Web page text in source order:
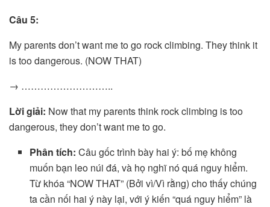
Câu 5:
My parents don’t want me to go rock climbing. They think it
is too dangerous. (NOW THAT)
→ ………………………..
Lời giải: Now that my parents think rock climbing is too
dangerous, they don’t want me to go.
Phân tích: Câu gốc trình bày hai ý: bố mẹ không
muốn bạn leo núi đá, và họ nghĩ nó quá nguy hiểm.
Từ khóa “NOW THAT” (Bởi vì/Vì rằng) cho thấy chúng
ta cần nối hai ý này lại, với ý kiến “quá nguy hiểm” là